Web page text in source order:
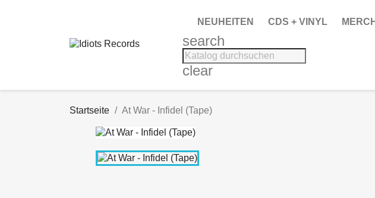
NEUHEITEN CDS + VINYL
search
clear
Startseite At War - Infidel (Tape)